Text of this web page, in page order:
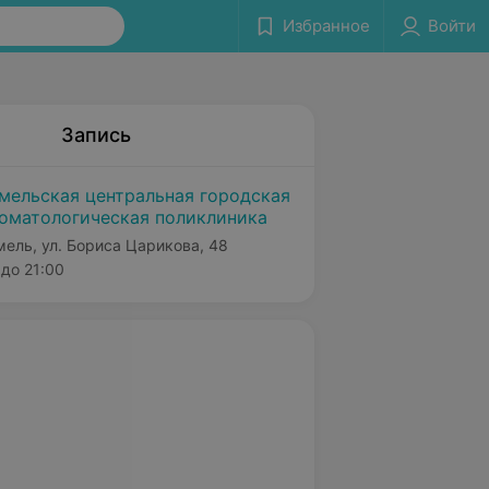
Избранное Войти
Запись
центральная городская
поликлиника
ул. Бориса Царикова, 48
до 21:00